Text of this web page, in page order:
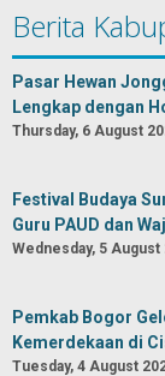
Berita
Pasar Hewan
Lengkap dengan
Thursday, 6 August
Festival Budaya
Guru PAUD dan
Wednesday, 5 August
Pemkab Bogor
Kemerdekaan di
Tuesday, 4 August